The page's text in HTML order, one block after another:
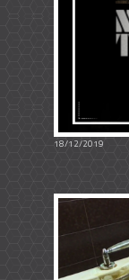
18/12/2019